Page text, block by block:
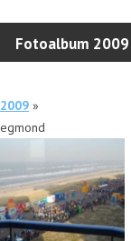
Fotoalbum 2009
2009 »
egmond